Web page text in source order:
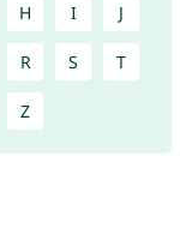
H I J
R S T
Z